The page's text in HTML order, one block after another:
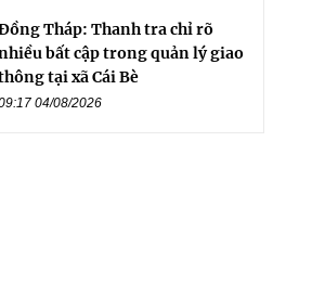
Tháp: Thanh tra chỉ rõ
bất cập trong quản lý giao
tại xã Cái Bè
04/08/2026